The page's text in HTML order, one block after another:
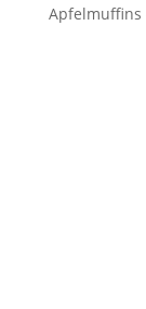
Apfelmuffins